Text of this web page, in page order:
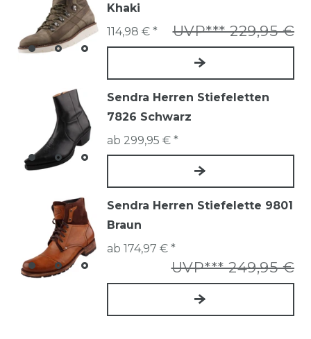
Khaki
UVP*** 229,95 €
114,98 € *
Sendra Herren Stiefeletten
7826 Schwarz
ab 299,95 € *
Sendra Herren Stiefelette 9801
Braun
UVP*** 249,95 €
ab 174,97 € *